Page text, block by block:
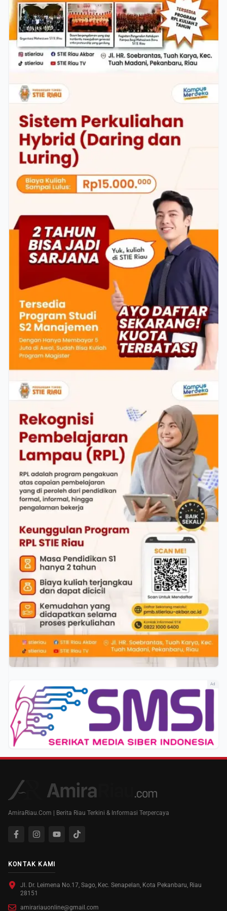
Ad
AmiraRiau.Com | Berita Riau Terkini & Informasi Terpercaya
KONTAK KAMI
Jl. Dr. Leimena No.17, Sago, Kec. Senapelan, Kota Pekanbaru, Riau
28151
amirariauonline@gmail.com